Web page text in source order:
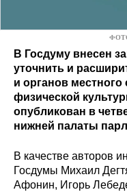
В Госдуму внесен
уточнить и
и органов
физической
опубликован в
нижней палаты
В качестве авторов
Госдумы Михаил
Афонин, Игорь